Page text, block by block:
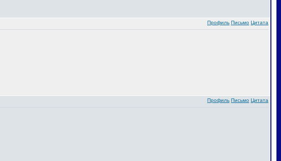
Профиль Письмо Цитата
Профиль Письмо Цитата